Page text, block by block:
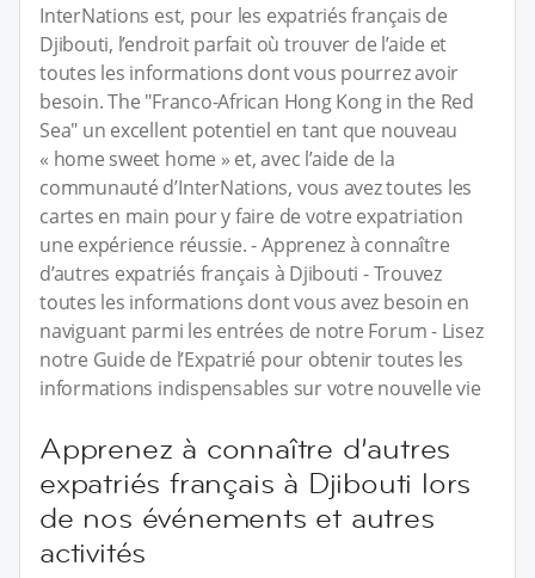
InterNations est, pour les expatriés français de
Djibouti, l’endroit parfait où trouver de l’aide et
toutes les informations dont vous pourrez avoir
besoin. The "Franco-African Hong Kong in the Red
Sea" un excellent potentiel en tant que nouveau
« home sweet home » et, avec l’aide de la
communauté d’InterNations, vous avez toutes les
cartes en main pour y faire de votre expatriation
une expérience réussie. - Apprenez à connaître
d’autres expatriés français à Djibouti - Trouvez
toutes les informations dont vous avez besoin en
naviguant parmi les entrées de notre Forum - Lisez
notre Guide de l’Expatrié pour obtenir toutes les
informations indispensables sur votre nouvelle vie
Apprenez à connaître d’autres
expatriés français à Djibouti lors
de nos événements et autres
activités